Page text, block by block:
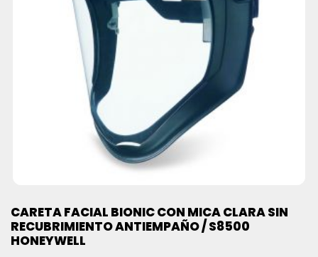
CARETA FACIAL BIONIC CON MICA CLARA SIN
RECUBRIMIENTO ANTIEMPAÑO / S8500
HONEYWELL